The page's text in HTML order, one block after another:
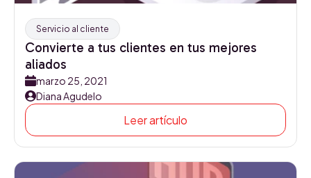
Servicio al cliente
Convierte a tus clientes en tus mejores
aliados
marzo 25, 2021
Diana Agudelo
Leer artículo